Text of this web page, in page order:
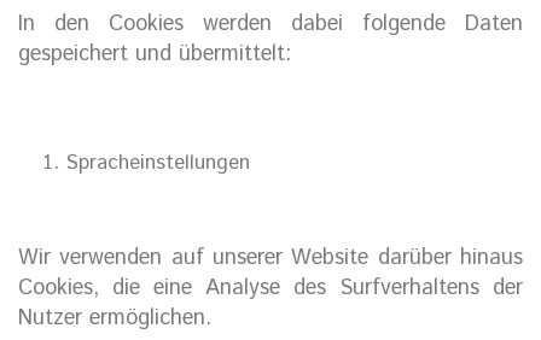
In den Cookies werden dabei folgende Daten
gespeichert und übermittelt:
Spracheinstellungen
Wir verwenden auf unserer Website darüber hinaus
Cookies, die eine Analyse des Surfverhaltens der
Nutzer ermöglichen.